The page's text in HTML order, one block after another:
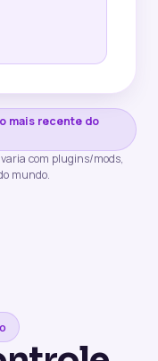
mais recente do
com plugins/mods,
mundo.